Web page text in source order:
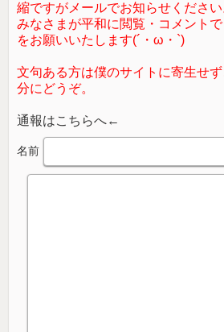
縮ですがメールでお知らせください
みなさまが平和に閲覧・コメント
をお願いいたします(´・ω・`)
文句ある方は僕のサイトに寄生せ
分にどうぞ。
通報はこちらへ←
名前